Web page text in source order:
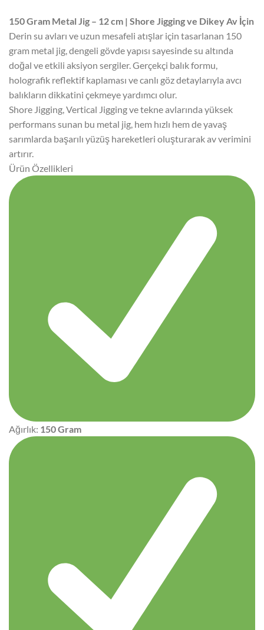
150 Gram Metal Jig – 12 cm | Shore Jigging ve Dikey Av İçin
Derin su avları ve uzun mesafeli atışlar için tasarlanan 150
gram metal jig, dengeli gövde yapısı sayesinde su altında
doğal ve etkili aksiyon sergiler. Gerçekçi balık formu,
holografik reflektif kaplaması ve canlı göz detaylarıyla avcı
balıkların dikkatini çekmeye yardımcı olur.
Shore Jigging, Vertical Jigging ve tekne avlarında yüksek
performans sunan bu metal jig, hem hızlı hem de yavaş
sarımlarda başarılı yüzüş hareketleri oluşturarak av verimini
artırır.
Ürün Özellikleri
Ağırlık: 150 Gram